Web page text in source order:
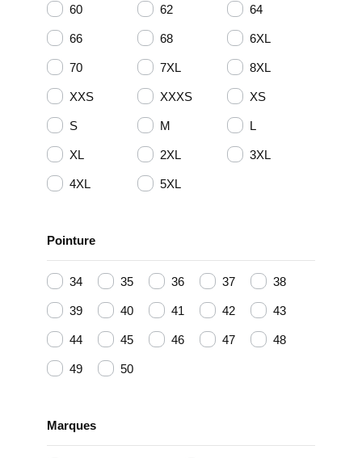
60 62 64
66 68 6XL
70 7XL 8XL
XXS XXXS XS
S M L
XL 2XL 3XL
4XL 5XL
Pointure
34 35 36 37 38
39 40 41 42 43
44 45 46 47 48
49 50
Marques